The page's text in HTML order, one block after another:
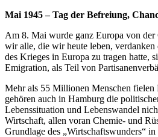
Mai 1945 – Tag der Befreiung,
Am 8. Mai wurde ganz Europa von der
wir alle, die wir heute leben,
des Krieges in Europa zu tragen hatte,
Emigration, als Teil von
Mehr als 55 Millionen Menschen fielen
gehören auch in Hamburg die
Lebenssituation und Lebenswandel
Wirtschaft, allen voran Chemie- und
Grundlage des „Wirtschaftswunders“